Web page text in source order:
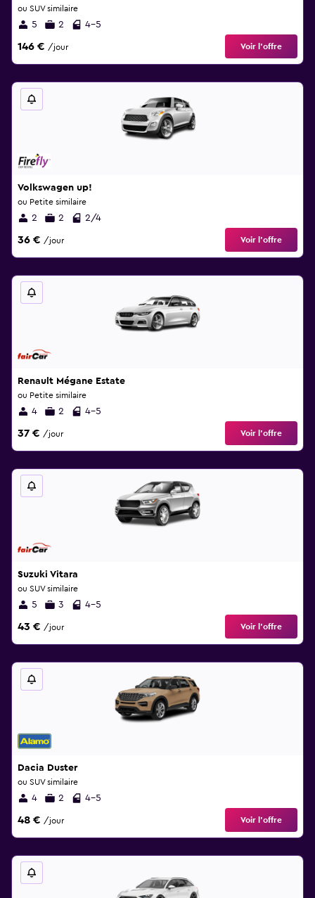
ou SUV similaire
5 2 4-5
146 € /jour Voir l’offre
Volkswagen up!
ou Petite similaire
2 2 2/4
36 € /jour Voir l’offre
Renault Mégane Estate
ou Petite similaire
4 2 4-5
37 € /jour Voir l’offre
Suzuki Vitara
ou SUV similaire
5 3 4-5
43 € /jour Voir l’offre
Dacia Duster
ou SUV similaire
4 2 4-5
48 € /jour Voir l’offre